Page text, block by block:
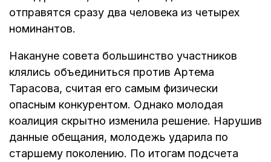
отправятся сразу два человека из четырех
номинантов.
Накануне совета большинство участников
клялись объединиться против Артема
Тарасова, считая его самым физически
опасным конкурентом. Однако молодая
коалиция скрытно изменила решение. Нарушив
данные обещания, молодежь ударила по
старшему поколению. По итогам подсчета